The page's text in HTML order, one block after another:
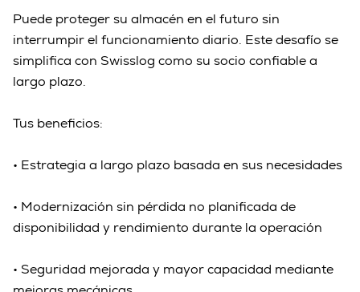
sin
interrupción
Puede proteger su almacén en el futuro sin
interrumpir el funcionamiento diario. Este desafío se
simplifica con Swisslog como su socio confiable a
largo plazo.
Tus beneficios:
• Estrategia a largo plazo basada en sus necesidades
• Modernización sin pérdida no planificada de
disponibilidad y rendimiento durante la operación
• Seguridad mejorada y mayor capacidad mediante